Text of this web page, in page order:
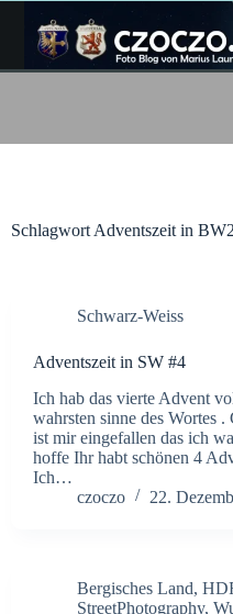
Inhalt
springen
Schlagwort Adventszeit in
Schwarz-Weiss
Adventszeit in SW #4
Ich hab das vierte Advent
wahrsten sinne des Wortes
ist mir eingefallen das ich
hoffe Ihr habt schönen 4
Ich…
czoczo
22.
Bergisches Land,
StreetPhotography,